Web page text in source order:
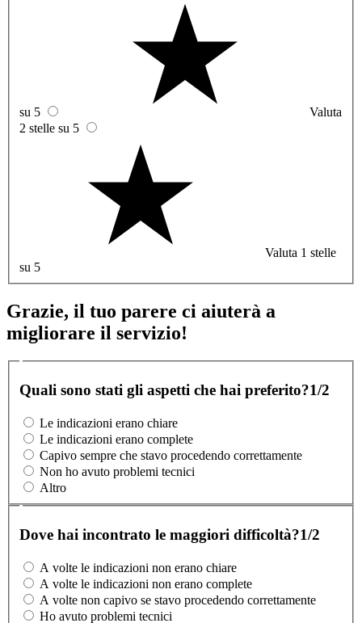
su 5
Valuta
2 stelle su 5
Valuta 1 stelle
su 5
Grazie, il tuo parere ci aiuterà a
migliorare il servizio!
Quali sono stati gli aspetti che hai preferito?1/2
Le indicazioni erano chiare
Le indicazioni erano complete
Capivo sempre che stavo procedendo correttamente
Non ho avuto problemi tecnici
Altro
Dove hai incontrato le maggiori difficoltà?1/2
A volte le indicazioni non erano chiare
A volte le indicazioni non erano complete
A volte non capivo se stavo procedendo correttamente
Ho avuto problemi tecnici